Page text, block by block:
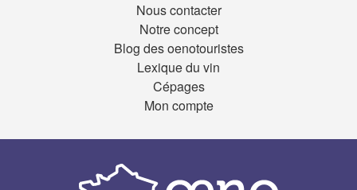
Nous contacter
Notre concept
Blog des oenotouristes
Lexique du vin
Cépages
Mon compte